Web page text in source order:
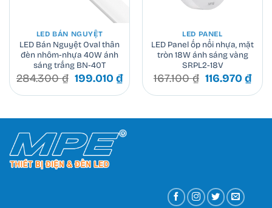
LED BÁN NGUYỆT
LED Bán Nguyệt Oval thân
đèn nhôm-nhựa 40W ánh
sáng trắng BN-40T
284.300₫ Giá
là:
199.010₫Giá
hiện
199.010 ₫.
LED PANEL
LED Panel ốp nổi nhựa, mặt
tròn 18W ánh sáng vàng
SRPL2-18V
167.100₫ Giá
là:
116.970₫Giá
tại